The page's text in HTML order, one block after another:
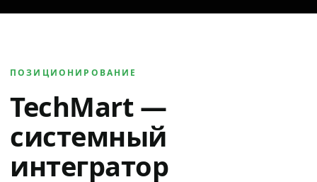
ПОЗИЦИОНИРОВАНИЕ
TechMart —
системный
интегратор